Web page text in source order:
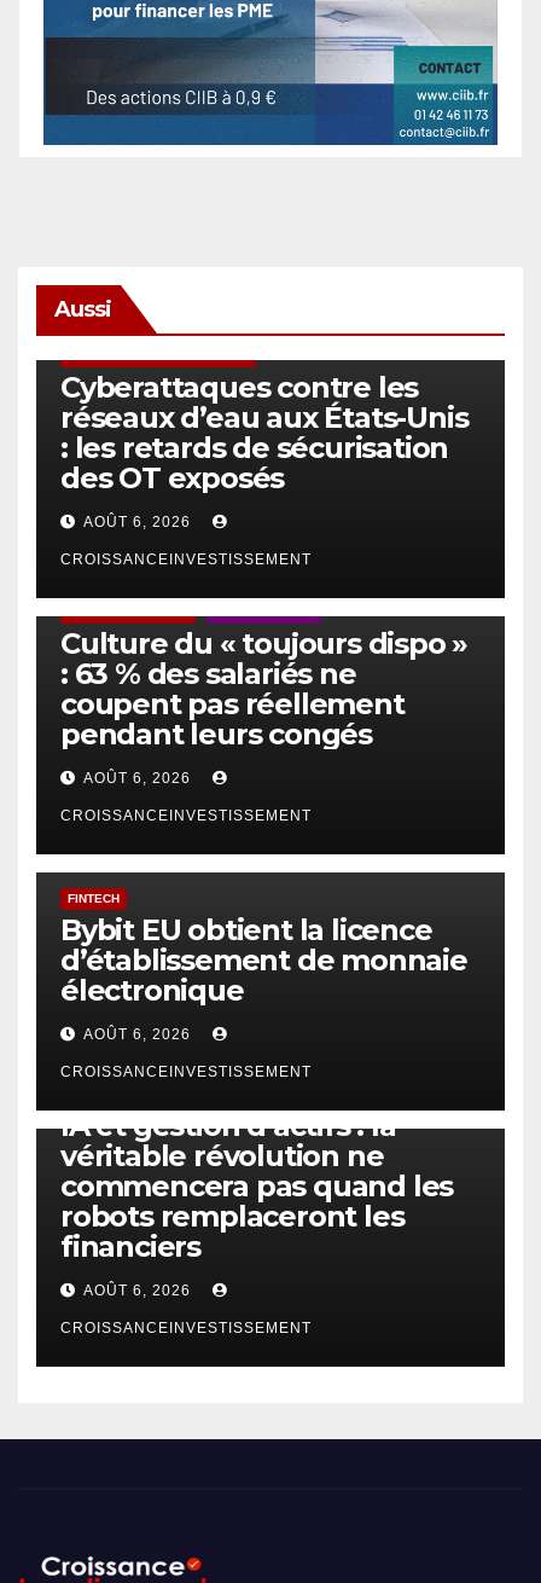
Aussi
Cyberattaques contre les
réseaux d’eau aux États-Unis
: les retards de sécurisation
des OT exposés
AOÛT 6, 2026
CROISSANCEINVESTISSEMENT
Culture du « toujours dispo »
: 63 % des salariés ne
coupent pas réellement
pendant leurs congés
AOÛT 6, 2026
CROISSANCEINVESTISSEMENT
FINTECH
Bybit EU obtient la licence
d’établissement de monnaie
électronique
AOÛT 6, 2026
CROISSANCEINVESTISSEMENT
IA et gestion d’actifs : la
véritable révolution ne
commencera pas quand les
robots remplaceront les
financiers
AOÛT 6, 2026
CROISSANCEINVESTISSEMENT